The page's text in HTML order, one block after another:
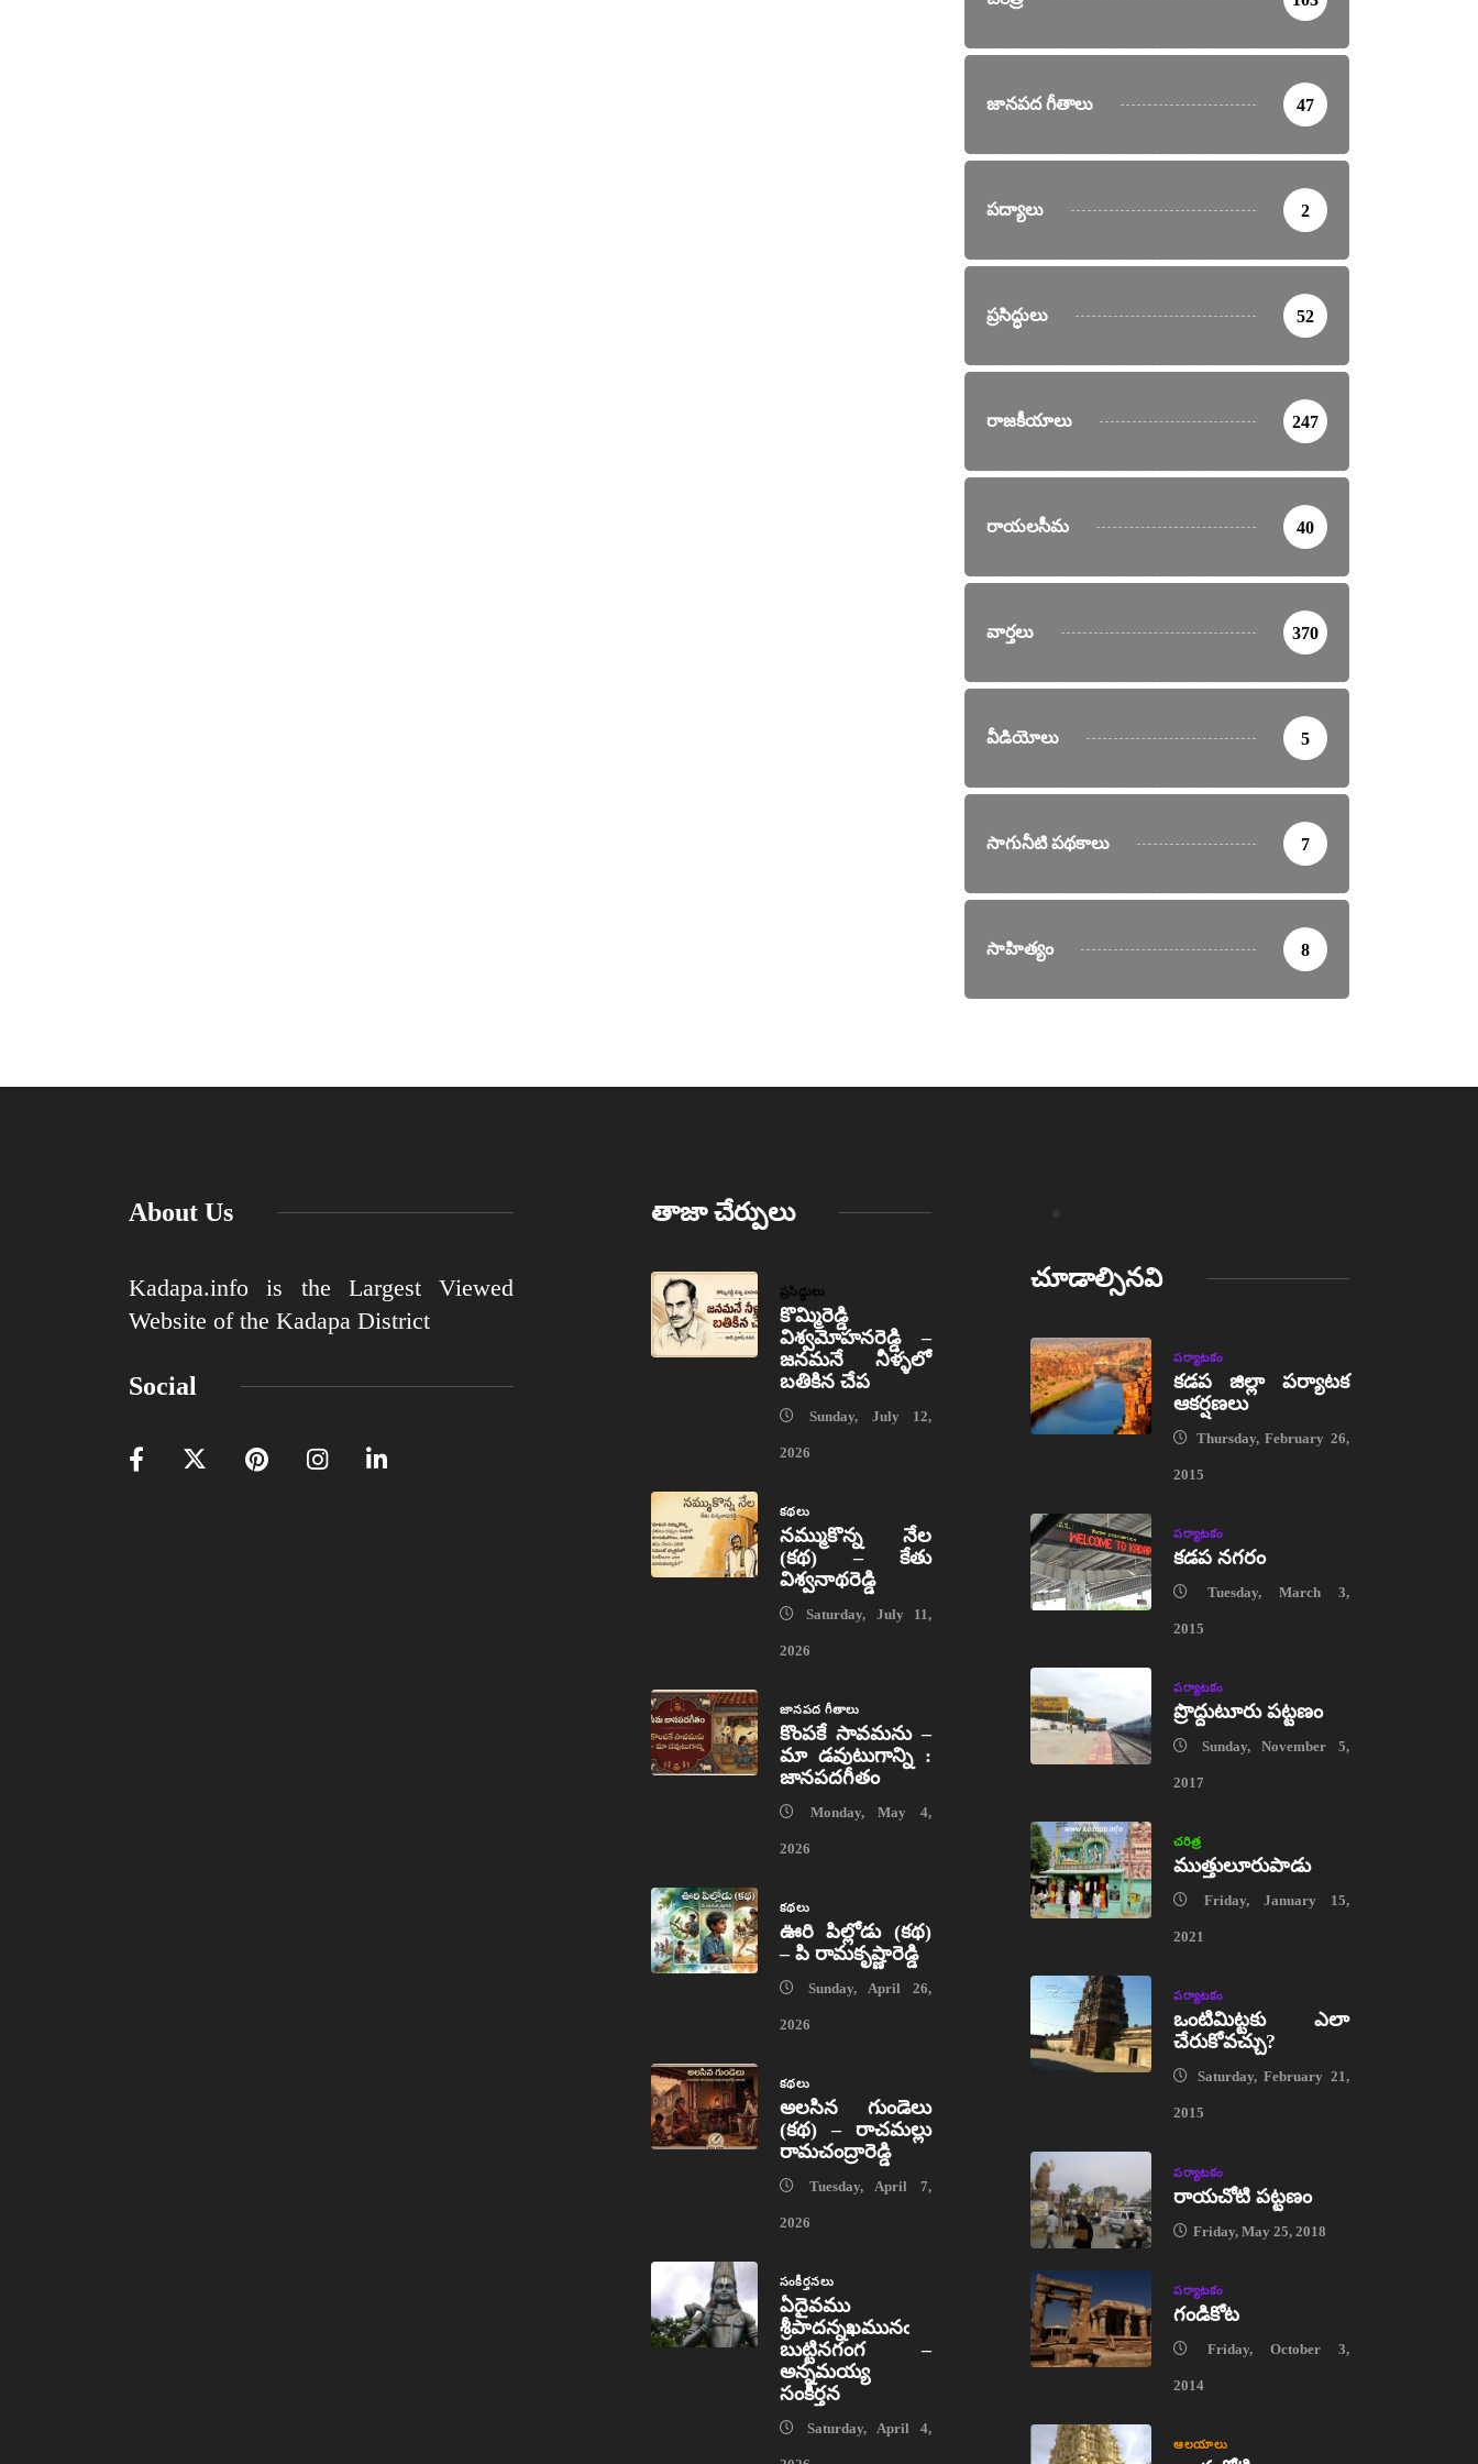
జానపద గీతాలు 47
పద్యాలు 2
ప్రసిద్ధులు 52
రాజకీయాలు 247
రాయలసీమ 40
వార్తలు 370
వీడియోలు 5
సాగునీటి పథకాలు 7
సాహిత్యం 8
About Us
Kadapa.info is the Largest Viewed
Website of the Kadapa District
Social
తాజా చేర్పులు
ప్రసిద్ధులు
కొమ్మిరెడ్డి
విశ్వమోహనరెడ్డి –
జనమనే నీళ్ళలో
బతికిన చేప
Sunday, July 12,
2026
కథలు
నమ్ముకొన్న నేల
(కథ) – కేతు
విశ్వనాథరెడ్డి
Saturday, July 11,
2026
జానపద గీతాలు
కొంపకే సావమను –
మా డవుటుగాన్ని :
జానపదగీతం
Monday, May 4,
2026
కథలు
ఊరి పిల్లోడు (కథ)
– పి రామకృష్ణారెడ్డి
Sunday, April 26,
2026
కథలు
అలసిన గుండెలు
(కథ) – రాచమల్లు
రామచంద్రారెడ్డి
Tuesday, April 7,
2026
సంకీర్తనలు
ఏదైవము
శ్రీపాదన్నఖమునఁ
బుట్టినగంగ –
అన్నమయ్య
సంకీర్తన
Saturday, April 4,
చూడాల్సినవి
పర్యాటకం
కడప జిల్లా పర్యాటక
ఆకర్షణలు
Thursday, February 26,
2015
పర్యాటకం
కడప నగరం
Tuesday, March 3,
2015
పర్యాటకం
ప్రొద్దుటూరు పట్టణం
Sunday, November 5,
2017
చరిత్ర
ముత్తులూరుపాడు
Friday, January 15,
2021
పర్యాటకం
ఒంటిమిట్టకు ఎలా
చేరుకోవచ్చు?
Saturday, February 21,
2015
పర్యాటకం
రాయచోటి పట్టణం
Friday, May 25, 2018
పర్యాటకం
గండికోట
Friday, October 3,
2014
ఆలయాలు